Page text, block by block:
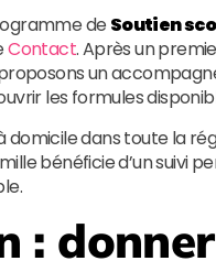
de Soutien
Contact. Après un
un
les formules
domicile dans toute la
bénéficie d’un suivi
: